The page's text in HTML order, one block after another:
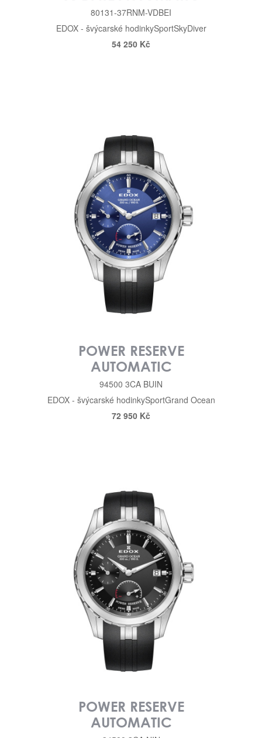
80131-37RNM-VDBEI
EDOX - švýcarské hodinkySportSkyDiver
54 250 Kč
POWER RESERVE
AUTOMATIC
94500 3CA BUIN
EDOX - švýcarské hodinkySportGrand Ocean
72 950 Kč
POWER RESERVE
AUTOMATIC